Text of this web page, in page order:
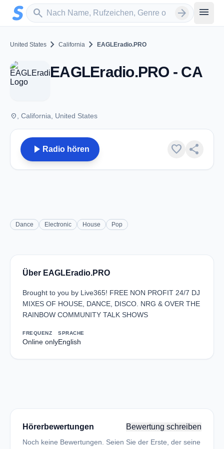
Zum Hauptinhalt springen
search
Sender suchen arrow_forward menu
United States chevron_right California chevron_right EAGLEradio.PRO
EAGLEradio.PRO - CA
place , California, United States
play_arrow Radio hören favorite share
Dance Electronic House Pop
Über EAGLEradio.PRO
Brought to you by Live365! FREE NON PROFIT 24/7 DJ
MIXES OF HOUSE, DANCE, DISCO. NRG & OVER THE
RAINBOW COMMUNITY TALK SHOWS
FREQUENZ
Online only
SPRACHE
English
Hörerbewertungen Bewertung schreiben
Noch keine Bewertungen. Seien Sie der Erste, der seine